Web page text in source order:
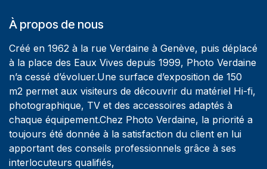
À propos de nous
Créé en 1962 à la rue Verdaine à Genève, puis déplacé
à la place des Eaux Vives depuis 1999, Photo Verdaine
n’a cessé d’évoluer.Une surface d’exposition de 150
m2 permet aux visiteurs de découvrir du matériel Hi-fi,
photographique, TV et des accessoires adaptés à
chaque équipement.Chez Photo Verdaine, la priorité a
toujours été donnée à la satisfaction du client en lui
apportant des conseils professionnels grâce à ses
interlocuteurs qualifiés,